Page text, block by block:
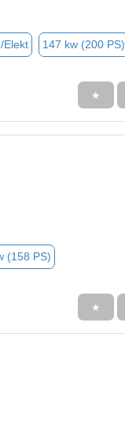
Elekt 147 kw (200 PS)
★
(158 PS)
★